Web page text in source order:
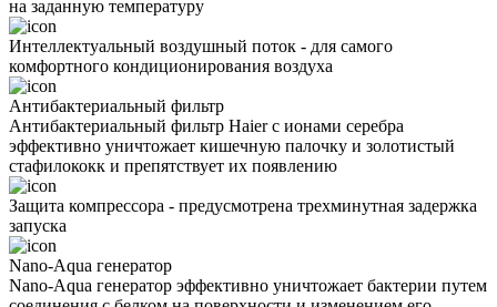
на заданную температуру
Интеллектуальный воздушный поток - для самого
комфортного кондиционирования воздуха
Антибактериальный фильтр
Антибактериальный фильтр Haier с ионами серебра
эффективно уничтожает кишечную палочку и золотистый
стафилококк и препятствует их появлению
Защита компрессора - предусмотрена трехминутная задержка
запуска
Nano-Aqua генератор
Nano-Aqua генератор эффективно уничтожает бактерии путем